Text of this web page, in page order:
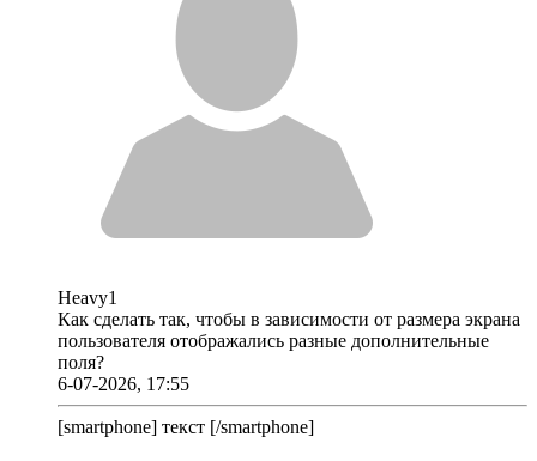
Heavy1
Как сделать так, чтобы в зависимости от размера экрана
пользователя отображались разные дополнительные
поля?
6-07-2026, 17:55
[smartphone] текст [/smartphone]